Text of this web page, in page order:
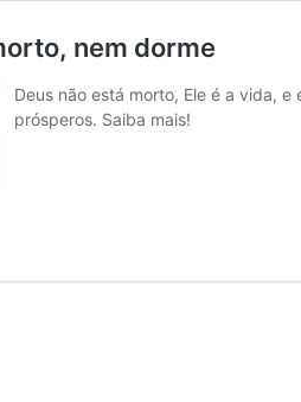
nem dorme
Deus não está morto, Ele é a vida,
prósperos. Saiba mais!